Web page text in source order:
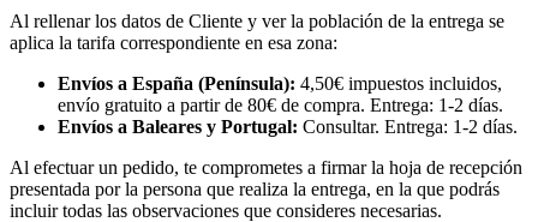
Al rellenar los datos de Cliente y ver la población de la entrega se
aplica la tarifa correspondiente en esa zona:
Envíos a España (Península): 4,50€ impuestos incluidos,
envío gratuito a partir de 80€ de compra. Entrega: 1-2 días.
Envíos a Baleares y Portugal: Consultar. Entrega: 1-2 días.
Al efectuar un pedido, te comprometes a firmar la hoja de recepción
presentada por la persona que realiza la entrega, en la que podrás
incluir todas las observaciones que consideres necesarias.